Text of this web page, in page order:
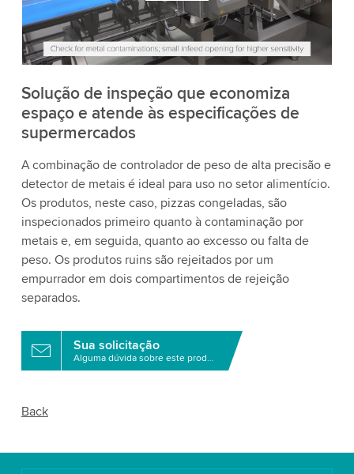
aceite o serviço para assistir a este vídeo.
Aceitar Mais informações
Solução de inspeção que economiza
espaço e atende às especificações de
supermercados
A combinação de controlador de peso de alta precisão e
detector de metais é ideal para uso no setor alimentício.
Os produtos, neste caso, pizzas congeladas, são
inspecionados primeiro quanto à contaminação por
metais e, em seguida, quanto ao excesso ou falta de
peso. Os produtos ruins são rejeitados por um
empurrador em dois compartimentos de rejeição
separados.
Sua solicitação
Alguma dúvida sobre este produto?
Back